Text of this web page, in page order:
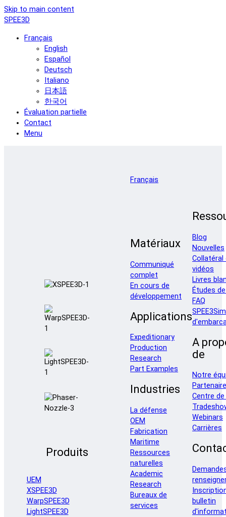
Skip to main content
SPEE3D
Français
English
Español
Deutsch
Italiano
日本語
한국어
Évaluation partielle
Contact
Menu
Produits
UEM
XSPEE3D
WarpSPEE3D
LightSPEE3D
Français
Matériaux
Communiqué
complet
En cours de
développement
Applications
Expeditionary
Production
Research
Part Examples
Industries
La défense
OEM
Fabrication
Maritime
Ressources
naturelles
Academic
Research
Bureaux de
services
Blog
Nouvelles
Collatéral
vidéos
Livres
Études
FAQ
A
de
Notre
Centre
Webinars
Carrières
bulletin